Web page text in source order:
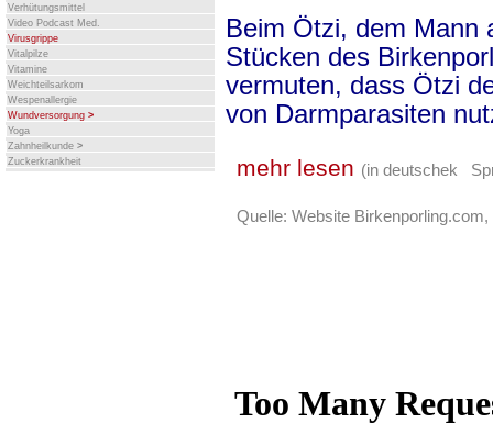
Verhütungsmittel
Video Podcast Med.
Virusgrippe
Vitalpilze
Vitamine
Weichteilsarkom
Wespenallergie
Wundversorgung >
Yoga
Zahnheilkunde >
Zuckerkrankheit
Beim Ötzi, dem
Stücken des
vermuten, dass Ötzi
von Darmparasiten
mehr lesen (in deutschek
Quelle: Website Birkenporling.com,